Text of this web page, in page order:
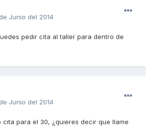
Junio del 2014
pedir cita al taller para dentro de
Junio del 2014
cita para el 30, ¿quieres decir que llame